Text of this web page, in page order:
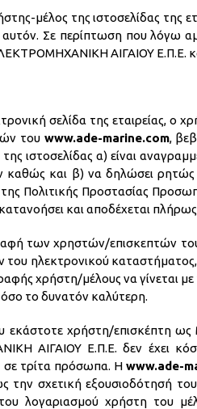
μέλος της ιστοσελίδας της
Σε περίπτωση που λόγω
ΑΙΓΑΙΟΥ Ε.Π.Ε.
σελίδα της εταιρείας, ο
του www.ade-marine.com,
της ιστοσελίδας α) είναι
καθώς και β) να δηλώσει
Πολιτικής Προστασίας
κατανοήσει και αποδέχεται
των χρηστών/επισκεπτών
ηλεκτρονικού καταστήματος,
χρήστη/μέλους να γίνεται
όσο το δυνατόν καλύτερη.
εκάστοτε χρήστη/επισκέπτη
ΑΙΓΑΙΟΥ Ε.Π.Ε. δεν έχει
σε τρίτα πρόσωπα. Ηwww.ade-
την σχετική εξουσιοδότησή
λογαριασμού χρήστη του